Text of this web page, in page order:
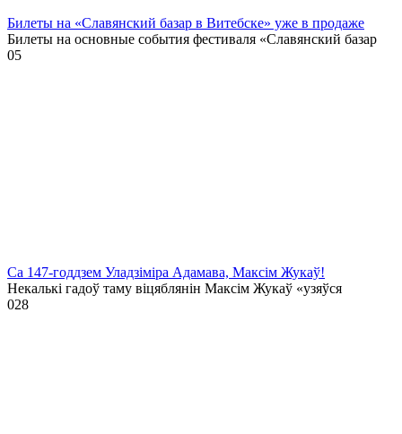
Билеты на «Славянский базар в Витебске» уже в продаже
Билеты на основные события фестиваля «Славянский базар
05
Са 147-годдзем Уладзіміра Адамава, Максім Жукаў!
Некалькі гадоў таму віцяблянін Максім Жукаў «узяўся
028